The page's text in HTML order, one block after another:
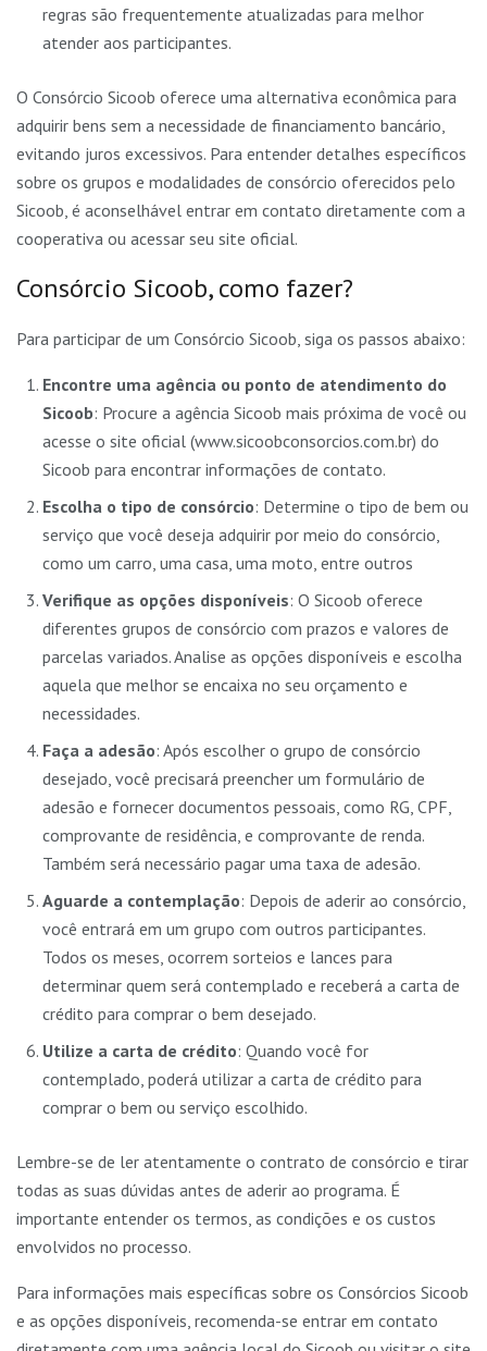
regras são frequentemente atualizadas para melhor
atender aos participantes.
O Consórcio Sicoob oferece uma alternativa econômica para
adquirir bens sem a necessidade de financiamento bancário,
evitando juros excessivos. Para entender detalhes específicos
sobre os grupos e modalidades de consórcio oferecidos pelo
Sicoob, é aconselhável entrar em contato diretamente com a
cooperativa ou acessar seu site oficial.
Consórcio Sicoob, como fazer?
Para participar de um Consórcio Sicoob, siga os passos abaixo:
Encontre uma agência ou ponto de atendimento do
Sicoob: Procure a agência Sicoob mais próxima de você ou
acesse o site oficial (www.sicoobconsorcios.com.br) do
Sicoob para encontrar informações de contato.
Escolha o tipo de consórcio: Determine o tipo de bem ou
serviço que você deseja adquirir por meio do consórcio,
como um carro, uma casa, uma moto, entre outros
Verifique as opções disponíveis: O Sicoob oferece
diferentes grupos de consórcio com prazos e valores de
parcelas variados. Analise as opções disponíveis e escolha
aquela que melhor se encaixa no seu orçamento e
necessidades.
Faça a adesão: Após escolher o grupo de consórcio
desejado, você precisará preencher um formulário de
adesão e fornecer documentos pessoais, como RG, CPF,
comprovante de residência, e comprovante de renda.
Também será necessário pagar uma taxa de adesão.
Aguarde a contemplação: Depois de aderir ao consórcio,
você entrará em um grupo com outros participantes.
Todos os meses, ocorrem sorteios e lances para
determinar quem será contemplado e receberá a carta de
crédito para comprar o bem desejado.
Utilize a carta de crédito: Quando você for
contemplado, poderá utilizar a carta de crédito para
comprar o bem ou serviço escolhido.
Lembre-se de ler atentamente o contrato de consórcio e tirar
todas as suas dúvidas antes de aderir ao programa. É
importante entender os termos, as condições e os custos
envolvidos no processo.
Para informações mais específicas sobre os Consórcios Sicoob
e as opções disponíveis, recomenda-se entrar em contato